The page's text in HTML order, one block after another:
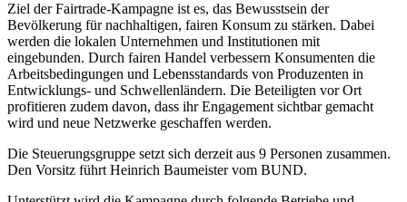
Ziel der Fairtrade-Kampagne ist es, das Bewusstsein der
Bevölkerung für nachhaltigen, fairen Konsum zu stärken. Dabei
werden die lokalen Unternehmen und Institutionen mit
eingebunden. Durch fairen Handel verbessern Konsumenten die
Arbeitsbedingungen und Lebensstandards von Produzenten in
Entwicklungs- und Schwellenländern. Die Beteiligten vor Ort
profitieren zudem davon, dass ihr Engagement sichtbar gemacht
wird und neue Netzwerke geschaffen werden.
Die Steuerungsgruppe setzt sich derzeit aus 9 Personen zusammen.
Den Vorsitz führt Heinrich Baumeister vom BUND.